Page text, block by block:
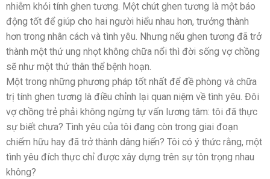
nhiễm khỏi tính ghen tương. Một chút ghen tương là một báo
động tốt để giúp cho hai người hiểu nhau hơn, trưởng thành
hơn trong nhân cách và tình yêu. Nhưng nếu ghen tương đã trở
thành một thứ ung nhọt không chữa nổi thì đời sống vợ chồng
sẽ như một thứ thân thể bệnh hoạn.
Một trong những phương pháp tốt nhất để đề phòng và chữa
trị tính ghen tương là điều chỉnh lại quan niệm về tình yêu. Đôi
vợ chồng trẻ phải không ngừng tự vấn lương tâm: tôi đã thực
sự biết chưa? Tình yêu của tôi đang còn trong giai đoạn
chiếm hữu hay đã trở thành dâng hiến? Tôi có ý thức rằng, một
tình yêu đích thực chỉ được xây dựng trên sự tôn trọng nhau
không?